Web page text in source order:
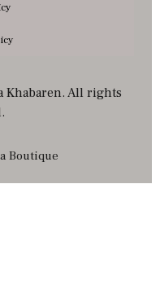
Khabaren. All rights
Boutique